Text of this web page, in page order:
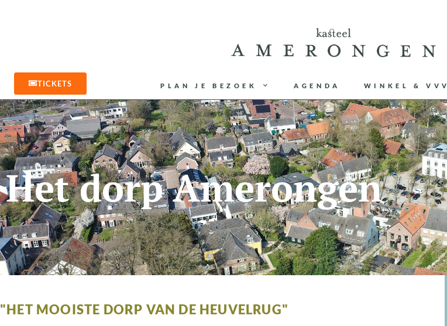
TICKETS PLAN JE BEZOEK AGENDA WINKEL & VVV
Het dorp Amerongen
"HET MOOISTE DORP VAN DE HEUVELRUG"